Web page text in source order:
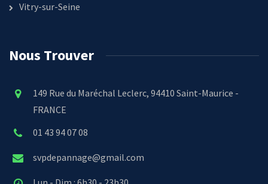
Vitry-sur-Seine
Nous Trouver
149 Rue du Maréchal Leclerc, 94410 Saint-Maurice -
FRANCE
01 43 94 07 08
svpdepannage@gmail.com